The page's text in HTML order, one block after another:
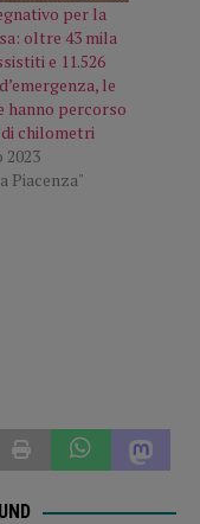
per la
oltre 43 mila
e 11.526
le
hanno percorso
di chilometri
2023
Piacenza"